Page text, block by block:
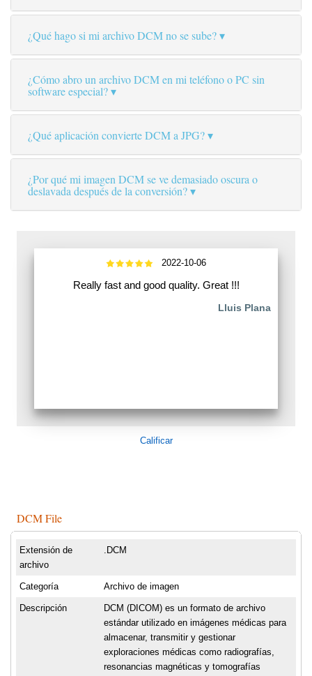
¿Qué hago si mi archivo DCM no se sube?
¿Cómo abro un archivo DCM en mi teléfono o PC sin
software especial?
¿Qué aplicación convierte DCM a JPG?
¿Por qué mi imagen DCM se ve demasiado oscura o
deslavada después de la conversión?
2022-10-06
Really fast and good quality. Great !!!
Lluis Plana
Calificar
DCM File
Extensión de
archivo
.DCM
Categoría Archivo de imagen
Descripción
DCM (DICOM) es un formato de archivo
estándar utilizado en imágenes médicas para
almacenar, transmitir y gestionar
exploraciones médicas como radiografías,
resonancias magnéticas y tomografías